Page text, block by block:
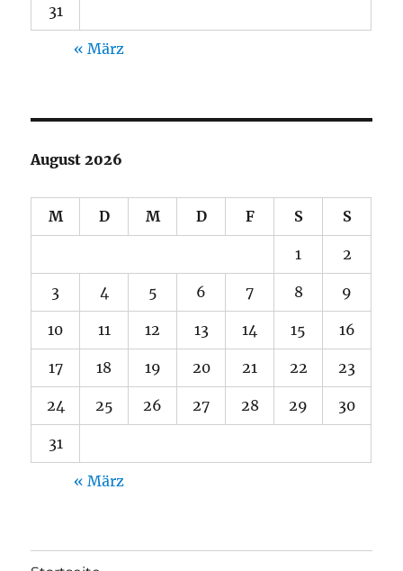
31
« März
August 2026
M D M D F S S
1 2
3 4 5 6 7 8 9
10 11 12 13 14 15 16
17 18 19 20 21 22 23
24 25 26 27 28 29 30
31
« März